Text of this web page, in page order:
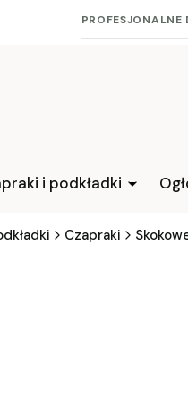
i podkładki
Czapraki